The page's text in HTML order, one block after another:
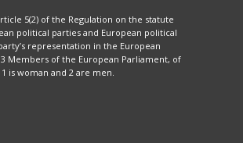
5(2) of the Regulation on the statute
political parties and European political
representation in the European
Members of the European Parliament, of
is woman and 2 are men.